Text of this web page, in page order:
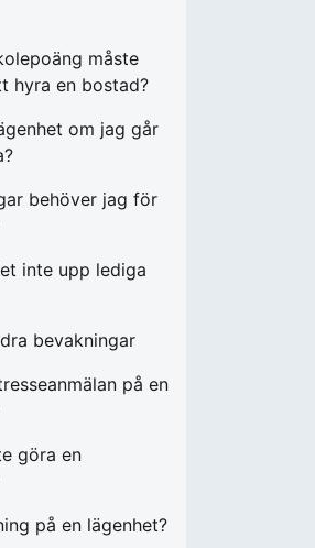
måste
hyra en bostad?
om jag går
behöver jag för
inte upp lediga
bevakningar
på en
göra en
på en lägenhet?